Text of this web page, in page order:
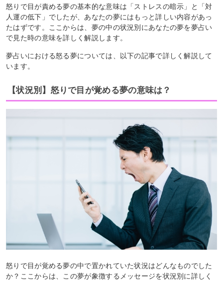
怒りで目が責める夢の基本的な意味は「ストレスの暗示」と「対
人運の低下」でしたが、あなたの夢にはもっと詳しい内容があっ
たはずです。ここからは、夢の中の状況別にあなたの夢を夢占い
で見た時の意味を詳しく解説します。
夢占いにおける怒る夢については、以下の記事で詳しく解説して
います。
【状況別】怒りで目が覚める夢の意味は？
怒りで目が覚める夢の中で置かれていた状況はどんなものでした
か？ここからは、この夢が象徴するメッセージを状況別に詳しく